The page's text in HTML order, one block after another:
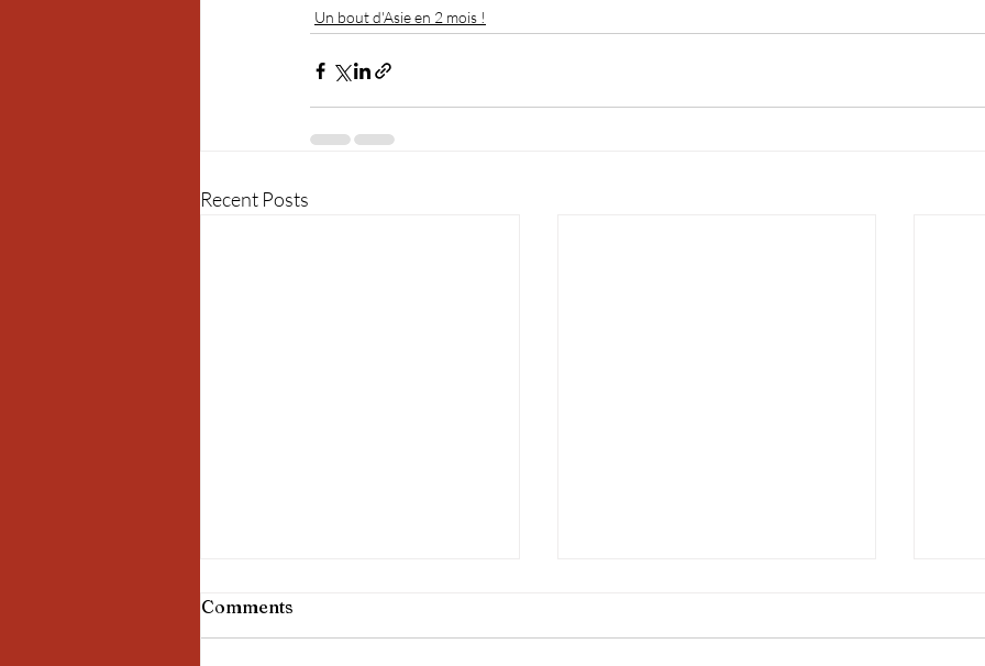
Un bout d'Asie en 2 mois !
Recent Posts
Comments